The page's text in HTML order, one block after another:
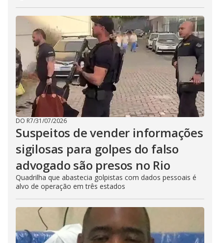
DO R7/31/07/2026
Suspeitos de vender informações
sigilosas para golpes do falso
advogado são presos no Rio
Quadrilha que abastecia golpistas com dados pessoais é
alvo de operação em três estados